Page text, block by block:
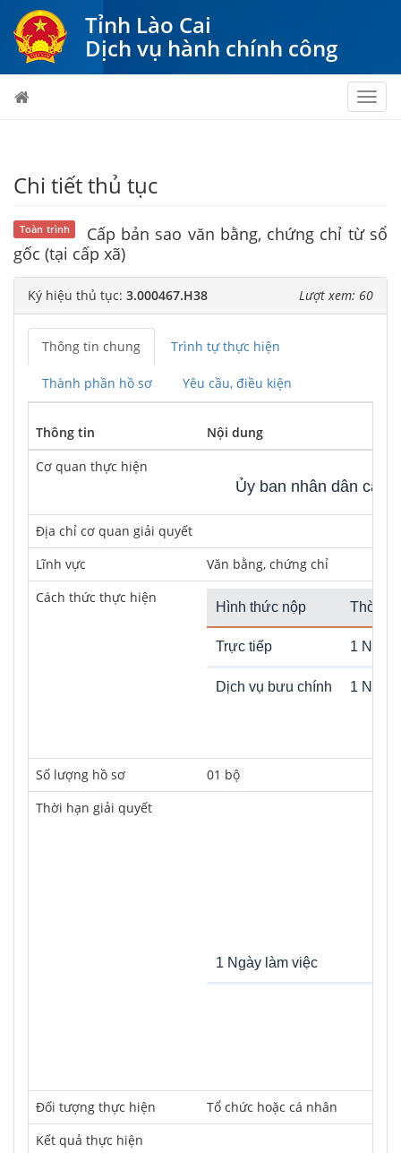
Tỉnh Lào Cai
Dịch vụ hành chính công
Chi tiết thủ tục
Toàn trình
Cấp bản sao văn bằng, chứng chỉ từ sổ
gốc (tại cấp xã)
Ký hiệu thủ tục: 3.000467.H38 Lượt xem: 60
Thông tin chung Trình tự thực hiện
Thành phần hồ sơ Yêu cầu, điều kiện
Thông tin
Nội dung
Cơ quan thực hiện
Ủy ban nhân dân cấp
Địa chỉ cơ quan giải quyết
Lĩnh vực
Văn bằng, chứng chỉ
Cách thức thực hiện
Hình thức nộp Thời
Trực tiếp 1 Ngày
Dịch vụ bưu chính 1 Ngày
Số lượng hồ sơ
01 bộ
Thời hạn giải quyết
1 Ngày làm việc
Ðối tượng thực hiện
Tổ chức hoặc cá nhân
Kết quả thực hiện